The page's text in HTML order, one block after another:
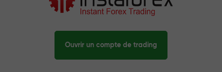
Ouvrir un compte de trading